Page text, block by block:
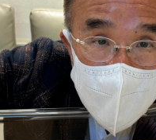
身發霉方法 漂白水是抽
法寶？！
白襪救星｜開洗衣機前用
泡 成份天然令白襪光潔
另附日本神奇偏方
清潔小貼士｜塑膠保鮮盒
有味 日本人分享3大除味法